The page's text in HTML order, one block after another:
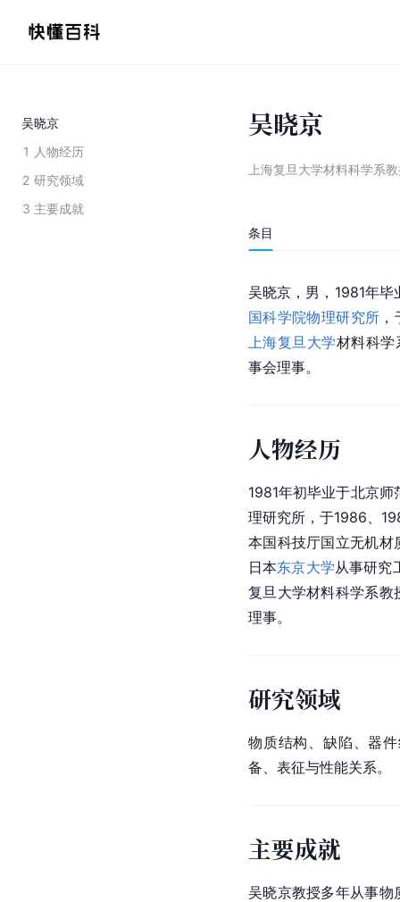
吴晓京
1 人物经历
2 研究领域
3 主要成就
吴晓京
上海复旦大学材料科学系
条目
吴晓京，男，1981年毕
国科学院物理研究所
上海复旦大学材料科
事会理事。
人物经历
1981年初毕业于北京
理研究所，于1986、
本国科技厅国立无机材
日本东京大学从事研究
复旦大学材料科学系
理事。
研究领域
物质结构、缺陷、器
备、表征与性能关系。
主要成就
吴晓京教授多年从事物